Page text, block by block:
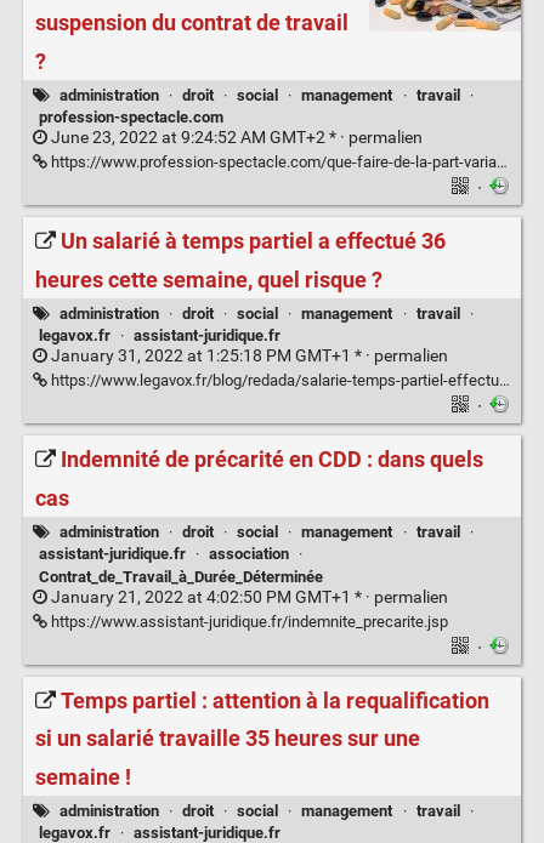
suspension du contrat de travail
?
administration · droit · social · management · travail
·
profession-spectacle.com
June 23, 2022 at 9:24:52 AM GMT+2 * · permalien
https://www.profession-spectacle.com/que-faire-de-la-part-variable-de-la-remuneration-en-cas-de-suspension-du-contrat-de-travail/
·
Un salarié à temps partiel a effectué 36
heures cette semaine, quel risque ?
administration · droit · social · management · travail
·
legavox.fr
· assistant-juridique.fr
January 31, 2022 at 1:25:18 PM GMT+1 * · permalien
https://www.legavox.fr/blog/redada/salarie-temps-partiel-effectue-heures-31903.htm
·
Indemnité de précarité en CDD : dans quels
cas
administration · droit · social · management · travail
·
assistant-juridique.fr
· association
·
Contrat_de_Travail_à_Durée_Déterminée
January 21, 2022 at 4:02:50 PM GMT+1 * · permalien
https://www.assistant-juridique.fr/indemnite_precarite.jsp
·
Temps partiel : attention à la requalification
si un salarié travaille 35 heures sur une
semaine !
administration · droit · social · management · travail
·
legavox.fr
· assistant-juridique.fr